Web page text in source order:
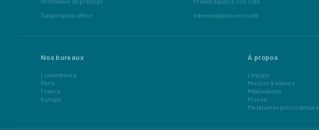
Single family office
Intermédiation en crédit
Nos bureaux
Luxembourg
Paris
France
Europe
À propos
L'équipe
Mission & valeurs
Réalisations
Presse
Partenaires prescripteurs